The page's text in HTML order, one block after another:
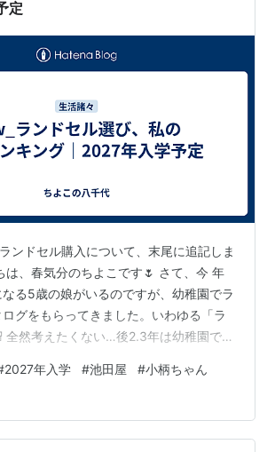
定
ンドセル購入について、末尾に追記しま
は、春気分のちよこです🌷 さて、今 年
る5歳の娘がいるのですが、幼稚園でラ
グをもらってきました。いわゆる「ラ
全然考えたくない…後2.3年は幼稚園で良
あんただって年長さんの時に買って嬉
出かけてたわよ」なんて言われて、遊
ら…と、とりあえず有名どころのカタ
にしました。 すぐ見たい、ちょっと見
2027年入学 #池田屋 #小柄ちゃん